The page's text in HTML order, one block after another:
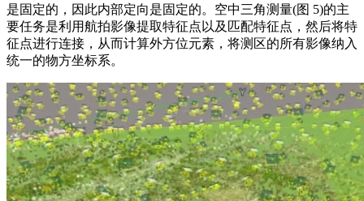
是固定的，因此内部定向是固定的。空中三角测量(图 5)的主
要任务是利用航拍影像提取特征点以及匹配特征点，然后将特
征点进行连接，从而计算外方位元素，将测区的所有影像纳入
统一的物方坐标系。